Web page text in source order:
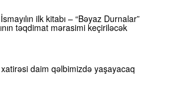
ilk kitabı – “Bəyaz Durnalar”
təqdimat mərasimi keçiriləcək
daim qəlbimizdə yaşayacaq